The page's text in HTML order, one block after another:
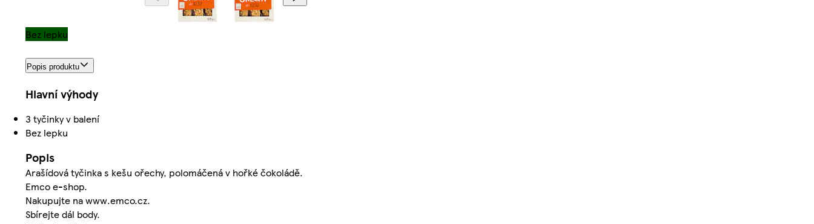
Bez lepku
Popis produktu
Hlavní výhody
3 tyčinky v balení
Bez lepku
Popis
Arašídová tyčinka s kešu ořechy, polomáčená v hořké čokoládě.
Emco e-shop.
Nakupujte na www.emco.cz.
Sbírejte dál body.